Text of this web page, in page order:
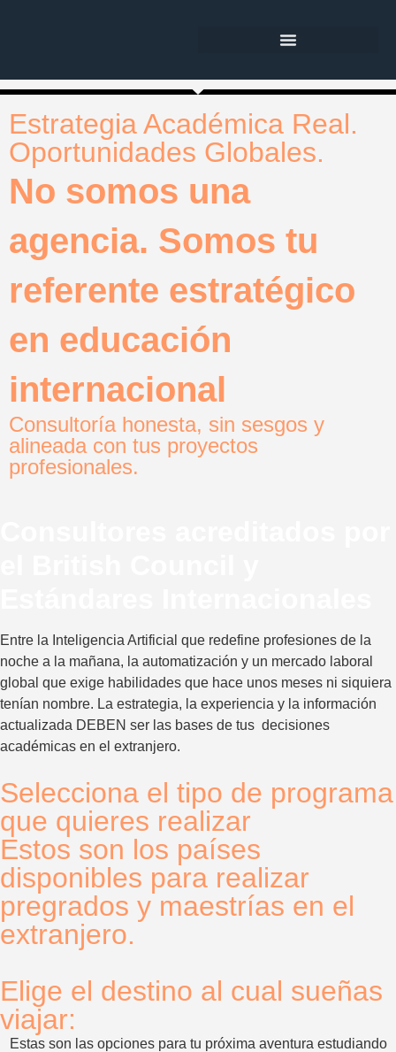
Estrategia Académica Real.
Oportunidades Globales.
No somos una
agencia. Somos tu
referente estratégico
en educación
internacional
Consultoría honesta, sin sesgos y
alineada con tus proyectos
profesionales.
Entre la Inteligencia Artificial que redefine profesiones de la
noche a la mañana, la automatización y un mercado laboral
global que exige habilidades que hace unos meses ni siquiera
tenían nombre. La estrategia, la experiencia y la información
actualizada DEBEN ser las bases de tus decisiones
académicas en el extranjero.
Selecciona el tipo de programa
que quieres realizar
Estos son los países
disponibles para realizar
pregrados y maestrías en el
extranjero.
Elige el destino al cual sueñas
viajar:
Estas son las opciones para tu próxima aventura estudiando